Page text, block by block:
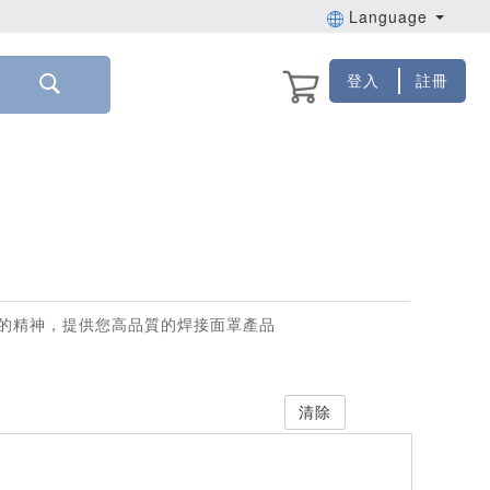
Language
登入 註冊
精神，提供您高品質的焊接面罩產品
清除